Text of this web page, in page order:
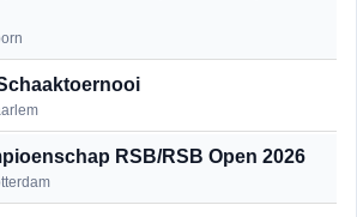
RSB/RSB Open 2026